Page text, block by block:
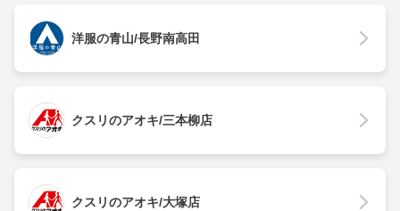
洋服の青山/長野南高田
クスリのアオキ/三本柳店
クスリのアオキ/大塚店